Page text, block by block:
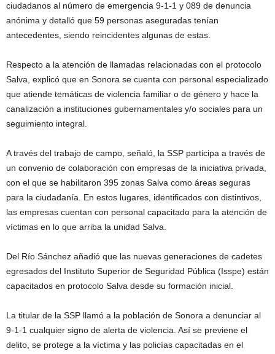
ciudadanos al número de emergencia 9-1-1 y 089 de denuncia
anónima y detalló que 59 personas aseguradas tenían
antecedentes, siendo reincidentes algunas de estas.
Respecto a la atención de llamadas relacionadas con el protocolo
Salva, explicó que en Sonora se cuenta con personal especializado
que atiende temáticas de violencia familiar o de género y hace la
canalización a instituciones gubernamentales y/o sociales para un
seguimiento integral.
A través del trabajo de campo, señaló, la SSP participa a través de
un convenio de colaboración con empresas de la iniciativa privada,
con el que se habilitaron 395 zonas Salva como áreas seguras
para la ciudadanía. En estos lugares, identificados con distintivos,
las empresas cuentan con personal capacitado para la atención de
víctimas en lo que arriba la unidad Salva.
Del Río Sánchez añadió que las nuevas generaciones de cadetes
egresados del Instituto Superior de Seguridad Pública (Isspe) están
capacitados en protocolo Salva desde su formación inicial.
La titular de la SSP llamó a la población de Sonora a denunciar al
9-1-1 cualquier signo de alerta de violencia. Así se previene el
delito, se protege a la víctima y las policías capacitadas en el